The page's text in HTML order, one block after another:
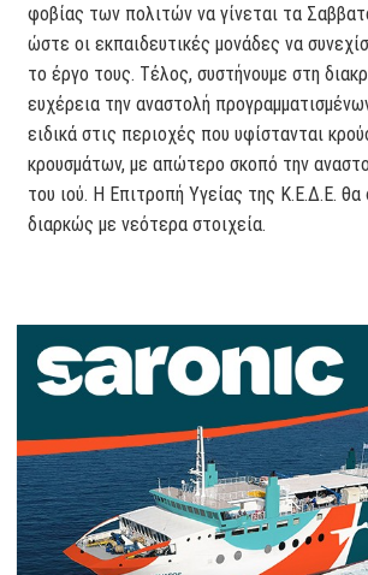
φοβίας των πολιτών να γίνεται τα
ώστε οι εκπαιδευτικές μονάδες να
το έργο τους. Τέλος, συστήνουμε στη
ευχέρεια την αναστολή
ειδικά στις περιοχές που υφίστανται
κρουσμάτων, με απώτερο σκοπό την
του ιού. Η Επιτροπή Υγείας της Κ.Ε.∆.Ε. θα
διαρκώς με νεότερα στοιχεία.